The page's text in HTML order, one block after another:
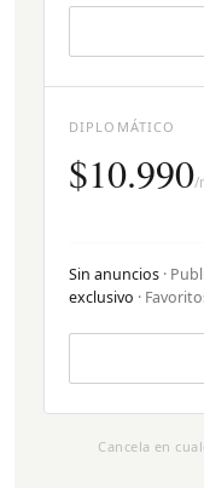
DIPLOMÁTICO
$10.990/
Sin anuncios ·
exclusivo ·
Cancela en